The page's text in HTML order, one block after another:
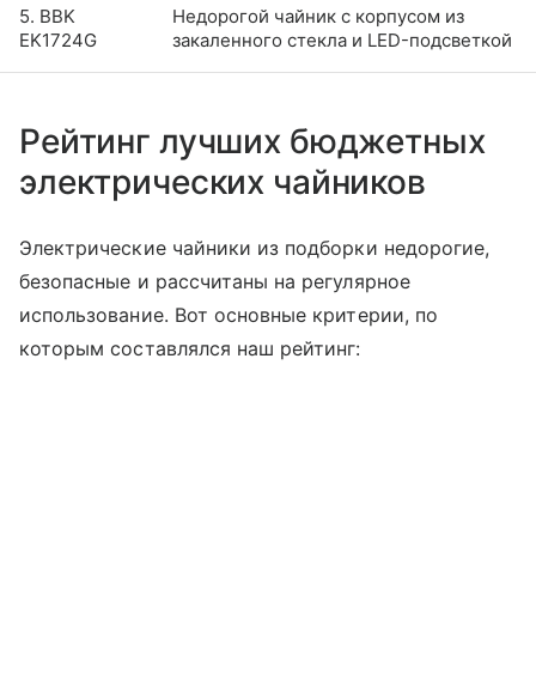
5. BBK
EK1724G
Недорогой чайник с корпусом из
закаленного стекла и LED-подсветкой
Рейтинг лучших бюджетных
электрических чайников
Электрические чайники из подборки недорогие,
безопасные и рассчитаны на регулярное
использование. Вот основные критерии, по
которым составлялся наш рейтинг: